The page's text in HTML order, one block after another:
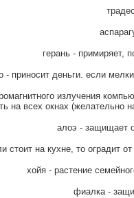
герань - примиряет,
- приносит деньги. если
излучения
на всех окнах (желательно
алоэ - защищает
стоит на кухне, то оградит
хойя - растение
фиалка -